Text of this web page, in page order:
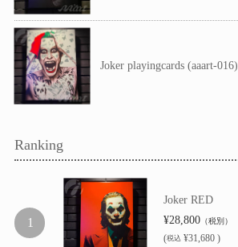
Joker playingcards (aaart-016)
Ranking
Joker RED
¥28,800（税別）
(税込 ¥31,680 )